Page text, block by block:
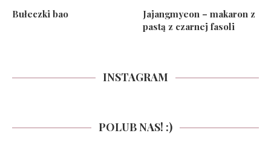
Bułeczki bao
Jajangmyeon – makaron z
pastą z czarnej fasoli
INSTAGRAM
POLUB NAS! :)